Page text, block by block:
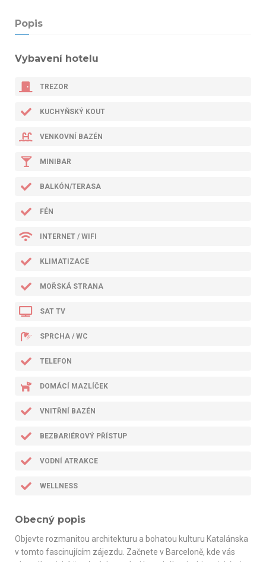
Popis
Vybavení hotelu
TREZOR
KUCHYŇSKÝ KOUT
VENKOVNÍ BAZÉN
MINIBAR
BALKÓN/TERASA
FÉN
INTERNET / WIFI
KLIMATIZACE
MOŘSKÁ STRANA
SAT TV
SPRCHA / WC
TELEFON
DOMÁCÍ MAZLÍČEK
VNITŘNÍ BAZÉN
BEZBARIÉROVÝ PŘÍSTUP
VODNÍ ATRAKCE
WELLNESS
Obecný popis
Objevte rozmanitou architekturu a bohatou kulturu Katalánska
v tomto fascinujícím zájezdu. Začnete v Barceloně, kde vás